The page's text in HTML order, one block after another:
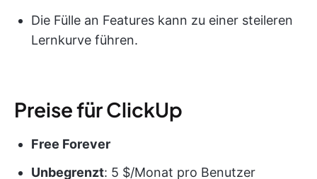
Die Fülle an Features kann zu einer steileren
Lernkurve führen.
Preise für ClickUp
Free Forever
Unbegrenzt: 5 $/Monat pro Benutzer